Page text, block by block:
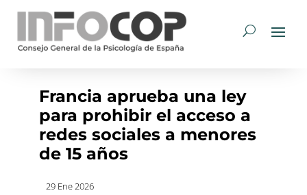
Francia aprueba una ley
para prohibir el acceso a
redes sociales a menores
de 15 años
29 Ene 2026